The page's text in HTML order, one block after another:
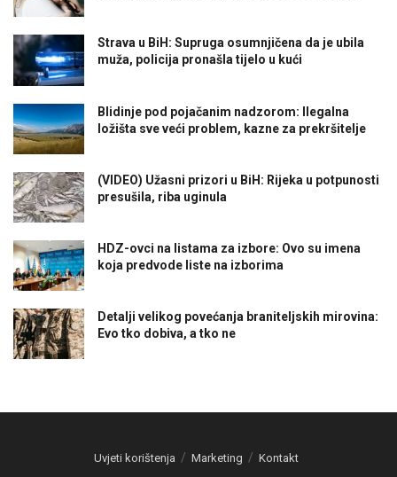
Strava u BiH: Supruga osumnjičena da je ubila
muža, policija pronašla tijelo u kući
Blidinje pod pojačanim nadzorom: Ilegalna
ložišta sve veći problem, kazne za prekršitelje
(VIDEO) Užasni prizori u BiH: Rijeka u potpunosti
presušila, riba uginula
HDZ-ovci na listama za izbore: Ovo su imena
koja predvode liste na izborima
Detalji velikog povećanja braniteljskih mirovina:
Evo tko dobiva, a tko ne
Uvjeti korištenja Marketing Kontakt